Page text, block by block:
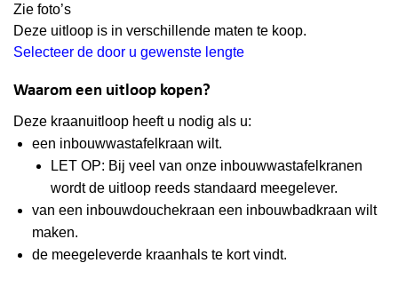
Zie foto’s
Deze uitloop is in verschillende maten te koop.
Selecteer de door u gewenste lengte
Waarom een uitloop kopen?
Deze kraanuitloop heeft u nodig als u:
een inbouwwastafelkraan wilt.
LET OP: Bij veel van onze inbouwwastafelkranen
wordt de uitloop reeds standaard meegelever.
van een inbouwdouchekraan een inbouwbadkraan wilt
maken.
de meegeleverde kraanhals te kort vindt.